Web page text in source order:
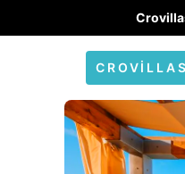
CROVILLAS